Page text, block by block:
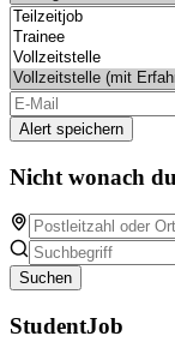
Alert speichern
Nicht wonach
Suchen
StudentJob